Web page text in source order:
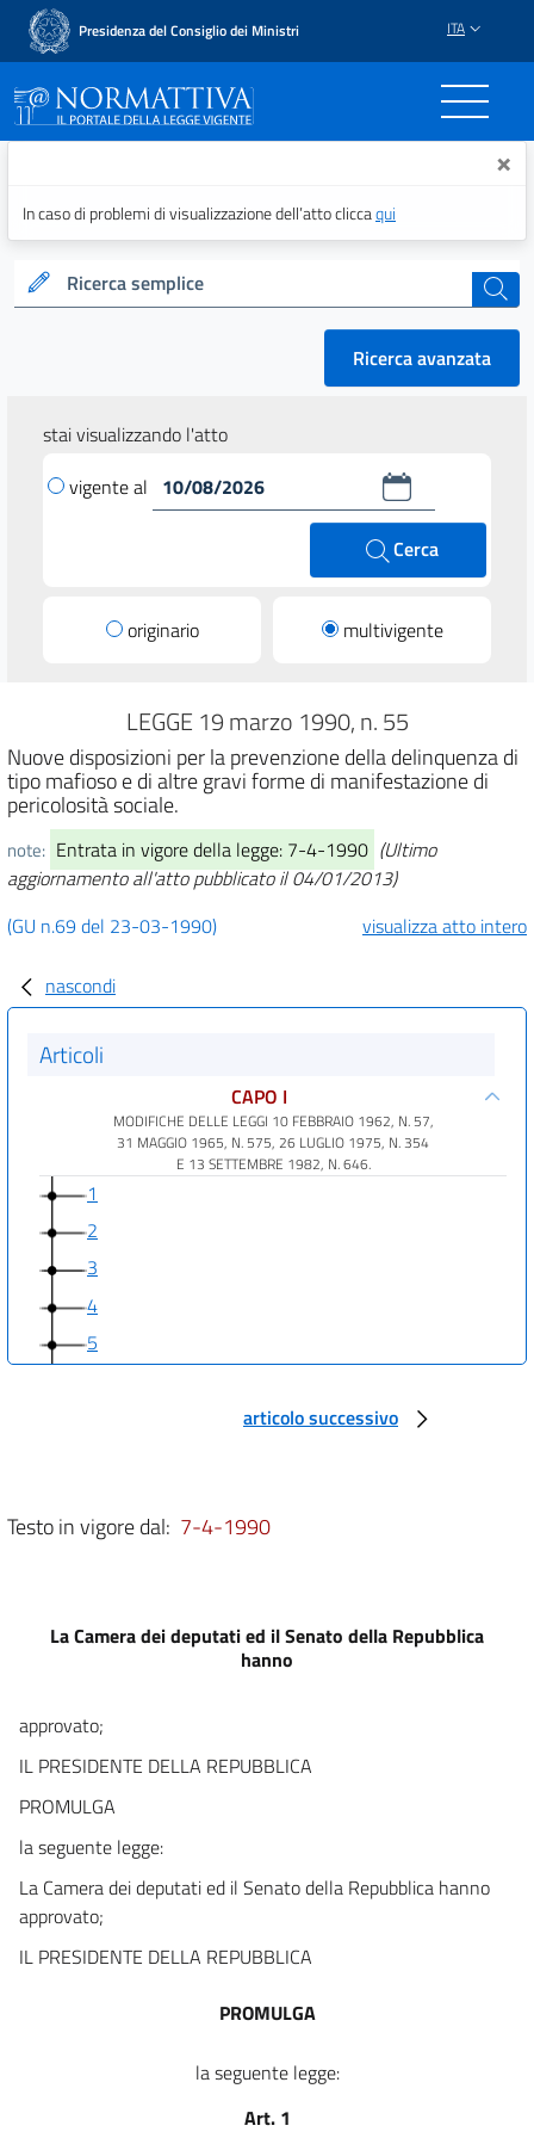
Presidenza del Consiglio dei Ministri ITA
Normattiva - Il portale ×
In caso di problemi di visualizzazione dell’atto cliccaqui
Ricerca semplice cerca
Ricerca avanzata
stai visualizzando l'atto
vigente al
Cerca
originario multivigente
LEGGE 19 marzo 1990, n. 55
Nuove disposizioni per la prevenzione della delinquenza di
tipo mafioso e di altre gravi forme di manifestazione di
pericolosità sociale.
note: Entrata in vigore della legge: 7-4-1990 (Ultimo
aggiornamento all'atto pubblicato il 04/01/2013)
(GU n.69 del 23-03-1990)
visualizza atto intero
nascondi
Articoli
CAPO I
MODIFICHE DELLE LEGGI 10 FEBBRAIO 1962, N. 57,
31 MAGGIO 1965, N. 575, 26 LUGLIO 1975, N. 354
E 13 SETTEMBRE 1982, N. 646.
1
2
3
4
5
10
13
CAPO II.
EFFETTI DELLA RIABILITAZIONE E
E DEGLI ENTI LOCALI E IN MATERIA DI
14
articolo successivo
Testo in vigore dal: 7-4-1990
La Camera dei deputati ed il Senato della Repubblica
hanno
approvato;
IL PRESIDENTE DELLA REPUBBLICA
PROMULGA
la seguente legge:
La Camera dei deputati ed il Senato della Repubblica hanno
approvato;
IL PRESIDENTE DELLA REPUBBLICA
PROMULGA
la seguente legge:
Art. 1